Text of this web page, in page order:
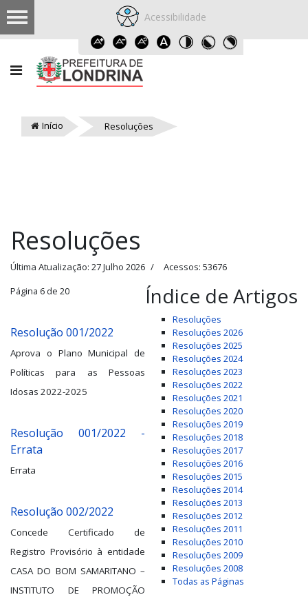
Acessibilidade
Início Resoluções
Resoluções
Última Atualização: 27 Julho 2026 Acessos: 53676
Índice de Artigos
Resoluções
Resoluções 2026
Resoluções 2025
Resoluções 2024
Resoluções 2023
Resoluções 2022
Resoluções 2021
Resoluções 2020
Resoluções 2019
Resoluções 2018
Resoluções 2017
Resoluções 2016
Resoluções 2015
Resoluções 2014
Resoluções 2013
Resoluções 2012
Resoluções 2011
Resoluções 2010
Resoluções 2009
Resoluções 2008
Todas as Páginas
Página 6 de 20
Resolução 001/2022
Aprova o Plano Municipal de
Políticas para as Pessoas
Idosas 2022-2025
Resolução 001/2022 -
Errata
Errata
Resolução 002/2022
Concede Certificado de
Registro Provisório à entidade
CASA DO BOM SAMARITANO –
INSTITUTO DE PROMOÇÃO